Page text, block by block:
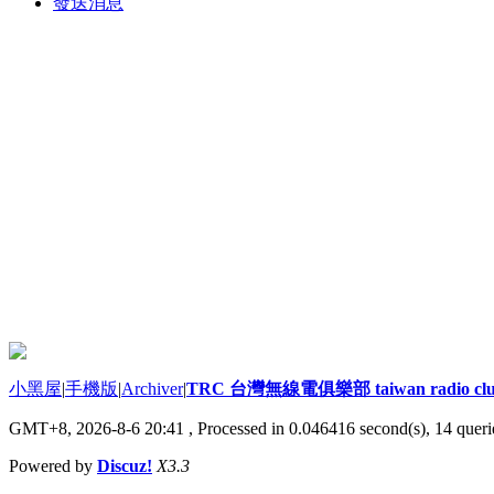
小黑屋|手機版|Archiver|TRC 台灣無線電俱樂部 taiwan radio
GMT+8, 2026-8-6 20:41 , Processed in 0.046416 second(s), 14
Powered by Discuz! X3.3